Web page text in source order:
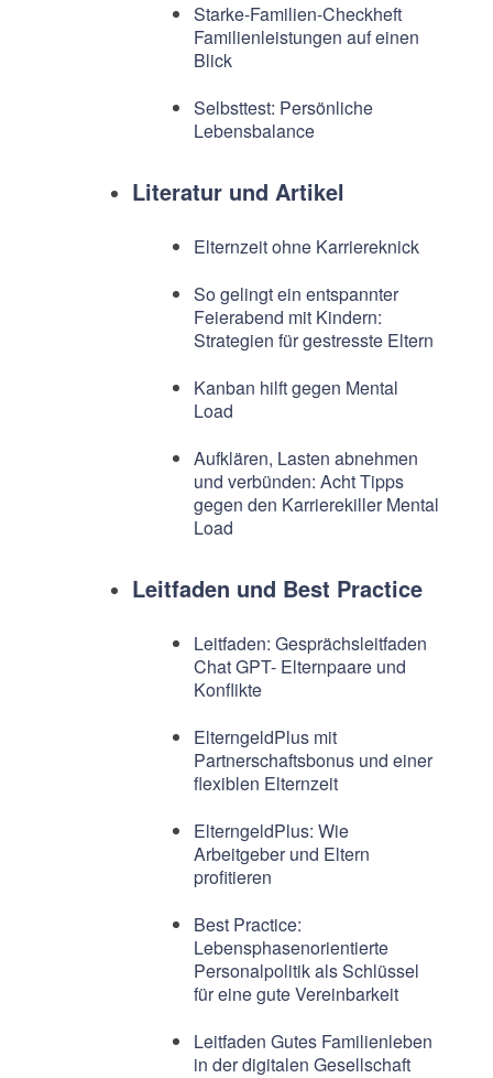
Starke-Familien-Checkheft
Familienleistungen auf einen
Blick
Selbsttest: Persönliche
Lebensbalance
Literatur und Artikel
Elternzeit ohne Karriereknick
So gelingt ein entspannter
Feierabend mit Kindern:
Strategien für gestresste Eltern
Kanban hilft gegen Mental
Load
Aufklären, Lasten abnehmen
und verbünden: Acht Tipps
gegen den Karrierekiller Mental
Load
Leitfaden und Best Practice
Leitfaden: Gesprächsleitfaden
Chat GPT- Elternpaare und
Konflikte
ElterngeldPlus mit
Partnerschaftsbonus und einer
flexiblen Elternzeit
ElterngeldPlus: Wie
Arbeitgeber und Eltern
profitieren
Best Practice:
Lebensphasenorientierte
Personalpolitik als Schlüssel
für eine gute Vereinbarkeit
Leitfaden Gutes Familienleben
in der digitalen Gesellschaft